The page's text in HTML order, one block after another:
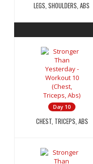
LEGS, SHOULDERS, ABS
Day 10
CHEST, TRICEPS, ABS